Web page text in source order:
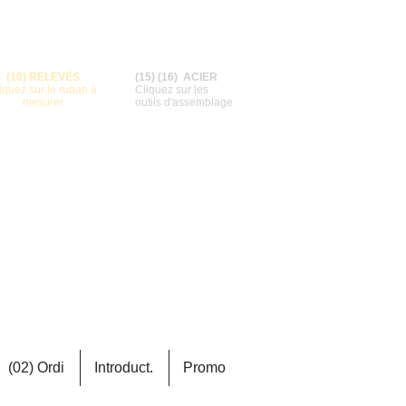
(10) RELEVÉS
sur le ruban à
mesurer
(15) (16) ACIER
Cliquez sur les
outils d'assemblage
(02) Ordi Introduct. Promo